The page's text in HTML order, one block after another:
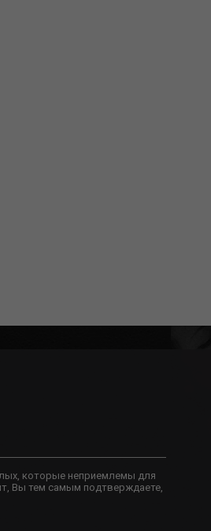
которые неприемлемы для
Вы тем самым подтверждаете,